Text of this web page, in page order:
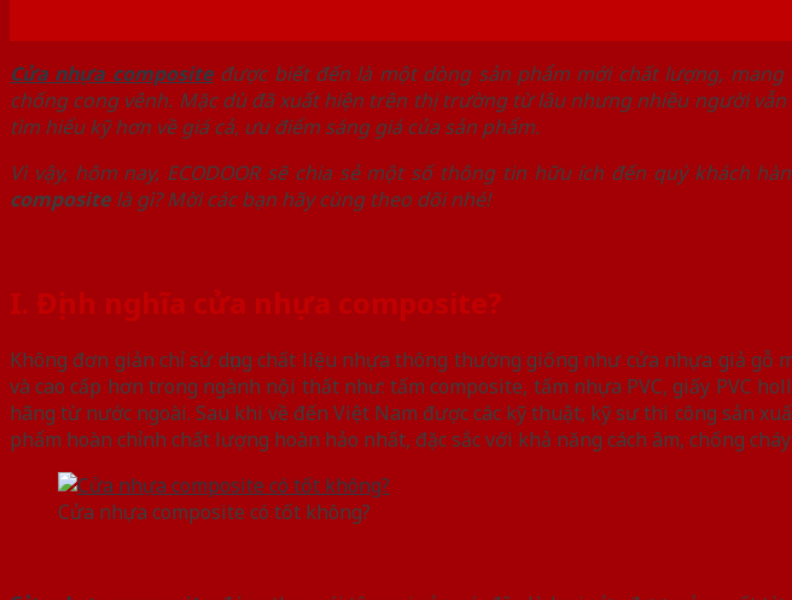
Cửa nhựa compositeđược biết đến là một dòng sản phẩm mới chất lượng,
chống cong vênh. Mặc dù đã xuất hiện trên thị trường từ lâu nhưng nhiều người
tìm hiểu kỹ hơn về giá cả, ưu điểm sáng giá của sản phẩm.
Vì vậy, hôm nay, ECODOOR sẽ chia sẻ một số thông tin hữu ích đến quý khách
composite là gì? Mời các bạn hãy cùng theo dõi nhé!
I. Định nghĩa cửa nhựa composite?
Không đơn giản chỉ sử dụng chất liệu nhựa thông thường giống như cửa nhựa giả gỗ
và cao cấp hơn trong ngành nội thất như: tấm composite, tấm nhựa PVC, giấy PVC
hãng từ nước ngoài. Sau khi về đến Việt Nam được các kỹ thuật, kỹ sư thi công sản
phẩm hoàn chỉnh chất lượng hoàn hảo nhất, đặc sắc với khả năng cách âm, chống
Cửa nhựa composite có tốt không?